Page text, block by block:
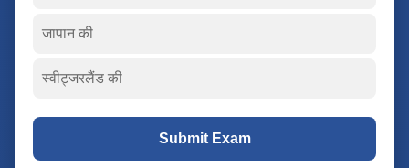
जापान की
स्वीट्जरलैंड की
Submit Exam